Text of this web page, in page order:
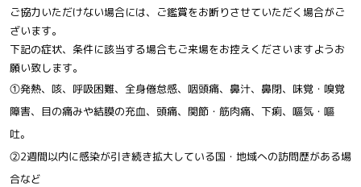
ご協力いただけない場合には、ご鑑賞をお断りさせていただく場合がご
ざいます。
下記の症状、条件に該当する場合もご来場をお控えくださいますようお
願い致します。
①発熱、咳、呼吸困難、全身倦怠感、咽頭痛、鼻汁、鼻閉、味覚・嗅覚
障害、目の痛みや結膜の充血、頭痛、関節・筋肉痛、下痢、嘔気・嘔
吐。
②2週間以内に感染が引き続き拡大している国・地域への訪問歴がある場
合など